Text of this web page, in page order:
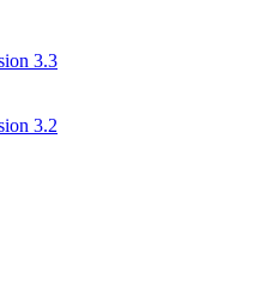
3.3
3.2